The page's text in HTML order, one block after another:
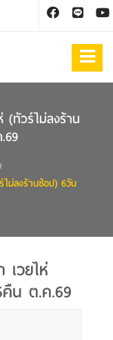
(ทัวร์ไม่ลงร้าน
ไม่ลงร้านช้อป) 6วัน
เวยไห่
น ต.ค.69